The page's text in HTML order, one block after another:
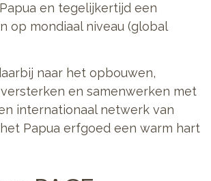
en tegelijkertijd een
op mondiaal niveau (global
naar het opbouwen,
en samenwerken met
internationaal netwerk van
Papua erfgoed een warm hart